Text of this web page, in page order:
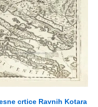
crtice Ravnih Kotara